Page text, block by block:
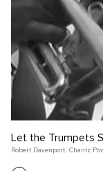
Let the Trumpets
Robert Davenport, Chantz